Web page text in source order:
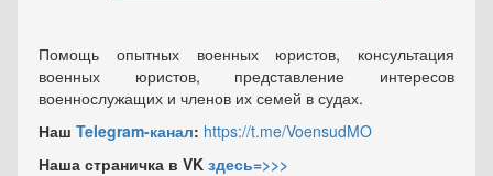
Помощь опытных военных юристов, консультация
военных юристов, представление интересов
военнослужащих и членов их семей в судах.
Наш Telegram-канал: https://t.me/VoensudMO
Наша страничка в VK здесь=>>>